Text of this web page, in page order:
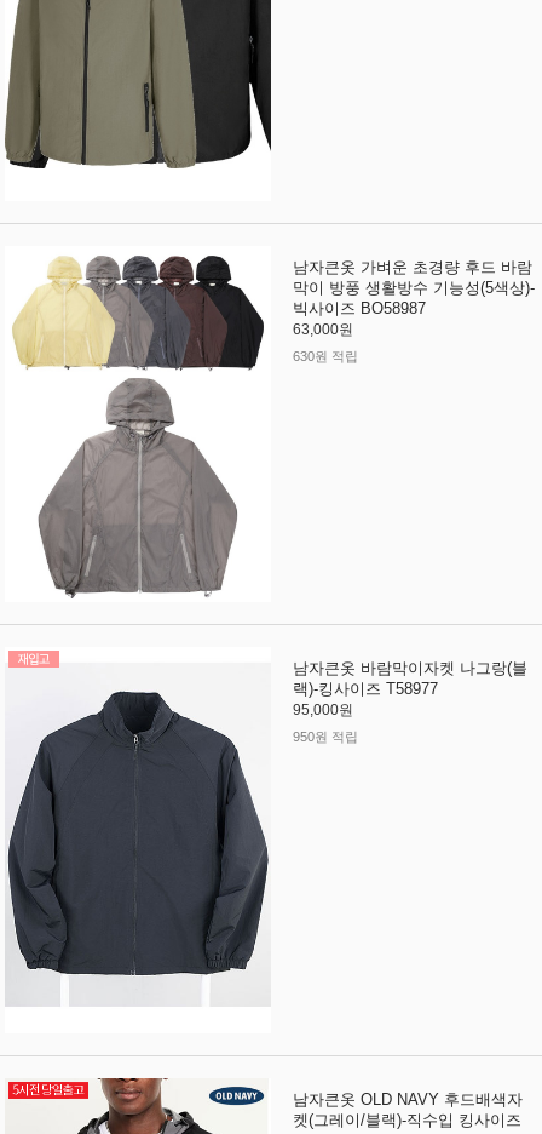
남자큰옷 가벼운 초경량 후드 바람
막이 방풍 생활방수 기능성(5색상)-
빅사이즈 BO58987
63,000원
630원 적립
남자큰옷 바람막이자켓 나그랑(블
랙)-킹사이즈 T58977
95,000원
950원 적립
남자큰옷 OLD NAVY 후드배색자
켓(그레이/블랙)-직수입 킹사이즈